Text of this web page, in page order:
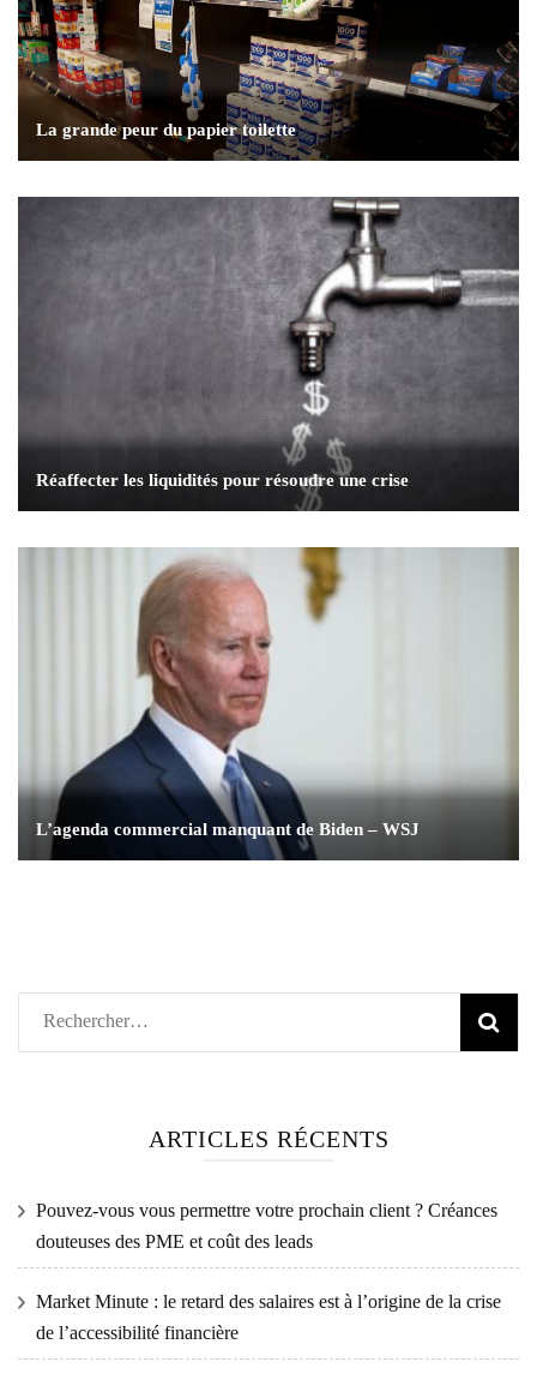
La grande peur du papier toilette
Réaffecter les liquidités pour résoudre une crise
L’agenda commercial manquant de Biden – WSJ
Rechercher :
ARTICLES RÉCENTS
Pouvez-vous vous permettre votre prochain client ? Créances
douteuses des PME et coût des leads
Market Minute : le retard des salaires est à l’origine de la crise
de l’accessibilité financière